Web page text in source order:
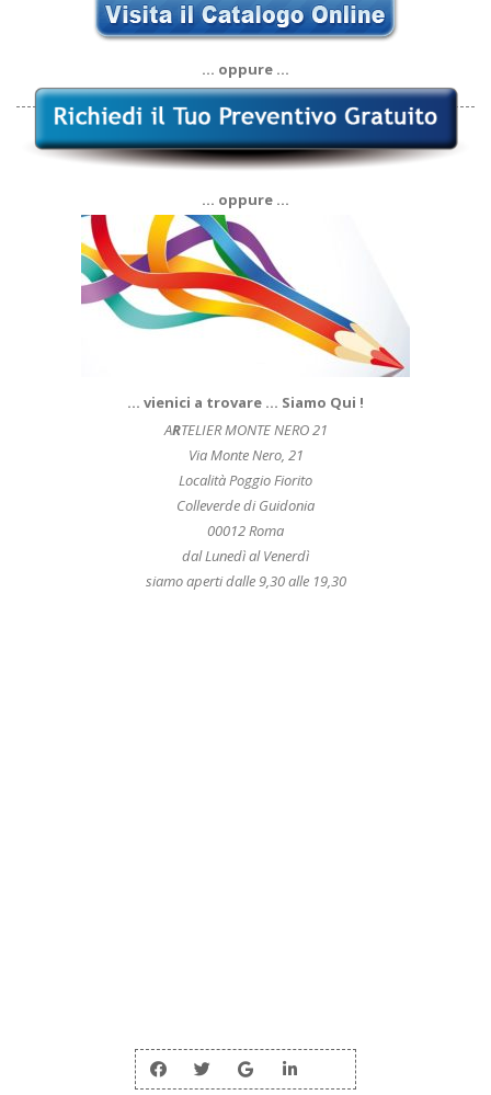
… oppure …
… oppure …
… vienici a trovare … Siamo Qui !
ARTELIER MONTE NERO 21
Via Monte Nero, 21
Località Poggio Fiorito
Colleverde di Guidonia
00012 Roma
dal Lunedì al Venerdì
siamo aperti dalle 9,30 alle 19,30